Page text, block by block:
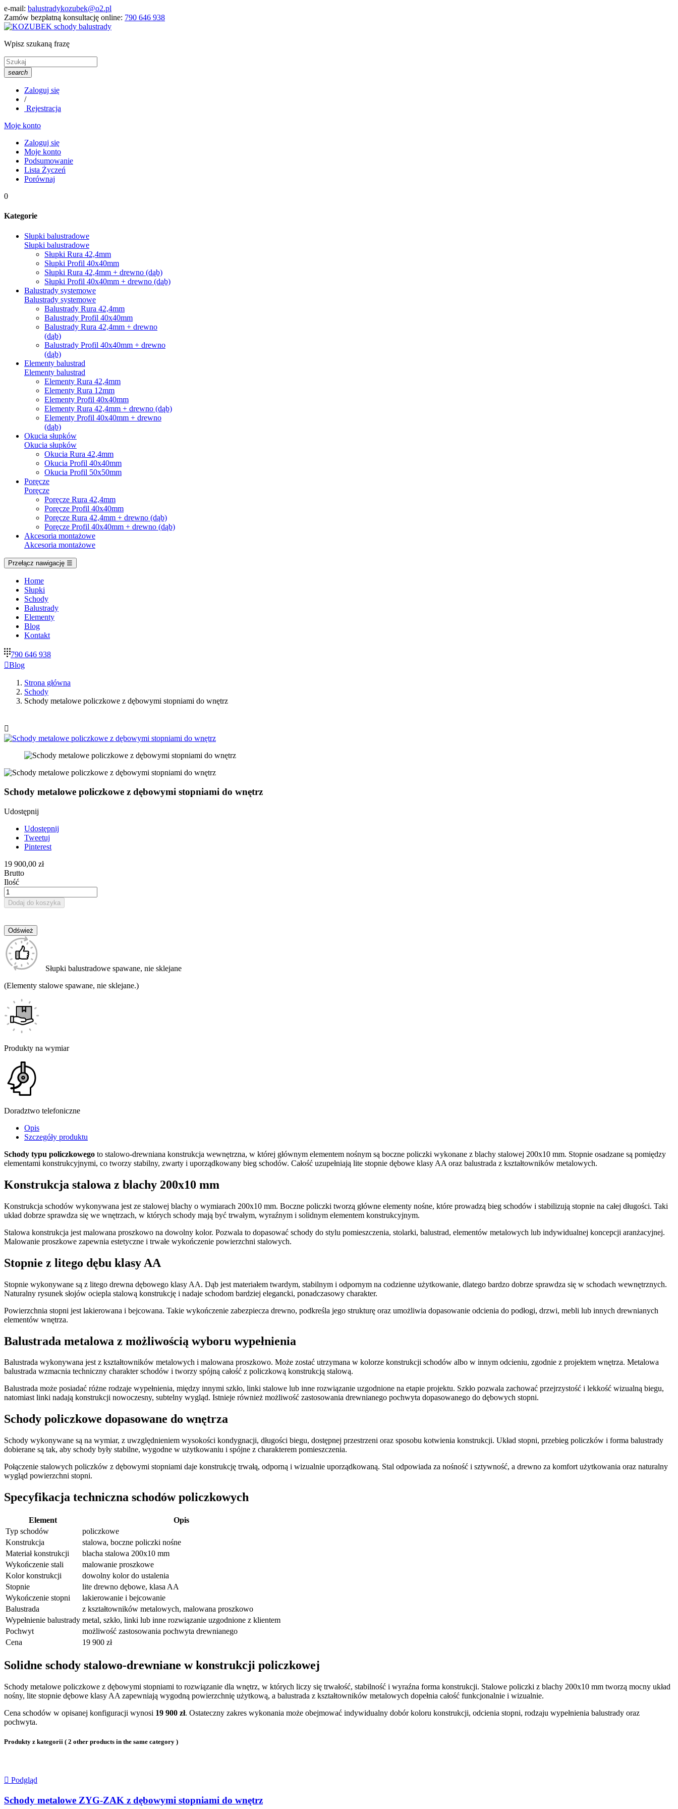
e-mail: balustradykozubek@o2.pl
Zamów bezpłatną konsultację online: 790 646 938
Wpisz szukaną frazę
search
Zaloguj się
/
Rejestracja
Moje konto
Zaloguj się
Moje konto
Podsumowanie
Lista Życzeń
Porównaj
0
Kategorie
Słupki balustradowe
Słupki balustradowe
Słupki Rura 42,4mm
Słupki Profil 40x40mm
Słupki Rura 42,4mm + drewno (dąb)
Słupki Profil 40x40mm + drewno (dąb)
Balustrady systemowe
Balustrady systemowe
Balustrady Rura 42,4mm
Balustrady Profil 40x40mm
Balustrady Rura 42,4mm + drewno
(dąb)
Balustrady Profil 40x40mm + drewno
(dąb)
Elementy balustrad
Elementy balustrad
Elementy Rura 42,4mm
Elementy Rura 12mm
Elementy Profil 40x40mm
Elementy Rura 42,4mm + drewno (dąb)
Elementy Profil 40x40mm + drewno
(dąb)
Okucia słupków
Okucia słupków
Okucia Rura 42,4mm
Okucia Profil 40x40mm
Okucia Profil 50x50mm
Poręcze
Poręcze
Poręcze Rura 42,4mm
Poręcze Profil 40x40mm
Poręcze Rura 42,4mm + drewno (dąb)
Poręcze Profil 40x40mm + drewno (dąb)
Akcesoria montażowe
Akcesoria montażowe
Przełącz nawigację ☰
Home
Słupki
Schody
Balustrady
Elementy
Blog
Kontakt
790 646 938
Blog
Strona główna
Schody
Schody metalowe policzkowe z dębowymi stopniami do wnętrz

Schody metalowe policzkowe z dębowymi stopniami do wnętrz
Udostępnij
Udostępnij
Tweetuj
Pinterest
19 900,00 zł
Brutto
Ilość
Dodaj do koszyka
Słupki balustradowe spawane, nie sklejane
(Elementy stalowe spawane, nie sklejane.)
Produkty na wymiar
Doradztwo telefoniczne
Opis
Szczegóły produktu
Schody typu policzkowego to stalowo-drewniana konstrukcja wewnętrzna, w której głównym elementem nośnym są boczne policzki wykonane z blachy stalowej 200x10 mm. Stopnie osadzane są pomiędzy
elementami konstrukcyjnymi, co tworzy stabilny, zwarty i uporządkowany bieg schodów. Całość uzupełniają lite stopnie dębowe klasy AA oraz balustrada z kształtowników metalowych.
Konstrukcja stalowa z blachy 200x10 mm
Konstrukcja schodów wykonywana jest ze stalowej blachy o wymiarach 200x10 mm. Boczne policzki tworzą główne elementy nośne, które prowadzą bieg schodów i stabilizują stopnie na całej długości. Taki
układ dobrze sprawdza się we wnętrzach, w których schody mają być trwałym, wyraźnym i solidnym elementem konstrukcyjnym.
Stalowa konstrukcja jest malowana proszkowo na dowolny kolor. Pozwala to dopasować schody do stylu pomieszczenia, stolarki, balustrad, elementów metalowych lub indywidualnej koncepcji aranżacyjnej.
Malowanie proszkowe zapewnia estetyczne i trwałe wykończenie powierzchni stalowych.
Stopnie z litego dębu klasy AA
Stopnie wykonywane są z litego drewna dębowego klasy AA. Dąb jest materiałem twardym, stabilnym i odpornym na codzienne użytkowanie, dlatego bardzo dobrze sprawdza się w schodach wewnętrznych.
Naturalny rysunek słojów ociepla stalową konstrukcję i nadaje schodom bardziej elegancki, ponadczasowy charakter.
Powierzchnia stopni jest lakierowana i bejcowana. Takie wykończenie zabezpiecza drewno, podkreśla jego strukturę oraz umożliwia dopasowanie odcienia do podłogi, drzwi, mebli lub innych drewnianych
elementów wnętrza.
Balustrada metalowa z możliwością wyboru wypełnienia
Balustrada wykonywana jest z kształtowników metalowych i malowana proszkowo. Może zostać utrzymana w kolorze konstrukcji schodów albo w innym odcieniu, zgodnie z projektem wnętrza. Metalowa
balustrada wzmacnia techniczny charakter schodów i tworzy spójną całość z policzkową konstrukcją stalową.
Balustrada może posiadać różne rodzaje wypełnienia, między innymi szkło, linki stalowe lub inne rozwiązanie uzgodnione na etapie projektu. Szkło pozwala zachować przejrzystość i lekkość wizualną biegu,
natomiast linki nadają konstrukcji nowoczesny, subtelny wygląd. Istnieje również możliwość zastosowania drewnianego pochwyta dopasowanego do dębowych stopni.
Schody policzkowe dopasowane do wnętrza
Schody wykonywane są na wymiar, z uwzględnieniem wysokości kondygnacji, długości biegu, dostępnej przestrzeni oraz sposobu kotwienia konstrukcji. Układ stopni, przebieg policzków i forma balustrady
dobierane są tak, aby schody były stabilne, wygodne w użytkowaniu i spójne z charakterem pomieszczenia.
Połączenie stalowych policzków z dębowymi stopniami daje konstrukcję trwałą, odporną i wizualnie uporządkowaną. Stal odpowiada za nośność i sztywność, a drewno za komfort użytkowania oraz naturalny
wygląd powierzchni stopni.
Specyfikacja techniczna schodów policzkowych
Element
Opis
Typ schodów
policzkowe
Konstrukcja
stalowa, boczne policzki nośne
Materiał konstrukcji
blacha stalowa 200x10 mm
Wykończenie stali
malowanie proszkowe
Kolor konstrukcji
dowolny kolor do ustalenia
Stopnie
lite drewno dębowe, klasa AA
Wykończenie stopni
lakierowanie i bejcowanie
Balustrada
z kształtowników metalowych, malowana proszkowo
Wypełnienie balustrady metal, szkło, linki lub inne rozwiązanie uzgodnione z klientem
Pochwyt
możliwość zastosowania pochwyta drewnianego
Cena
19 900 zł
Solidne schody stalowo-drewniane w konstrukcji policzkowej
Schody metalowe policzkowe z dębowymi stopniami to rozwiązanie dla wnętrz, w których liczy się trwałość, stabilność i wyraźna forma konstrukcji. Stalowe policzki z blachy 200x10 mm tworzą mocny układ
nośny, lite stopnie dębowe klasy AA zapewniają wygodną powierzchnię użytkową, a balustrada z kształtowników metalowych dopełnia całość funkcjonalnie i wizualnie.
Cena schodów w opisanej konfiguracji wynosi 19 900 zł. Ostateczny zakres wykonania może obejmować indywidualny dobór koloru konstrukcji, odcienia stopni, rodzaju wypełnienia balustrady oraz
pochwyta.
Produkty z kategorii ( 2 other products in the same category )
 Podgląd
Schody metalowe ZYG-ZAK z dębowymi stopniami do wnętrz